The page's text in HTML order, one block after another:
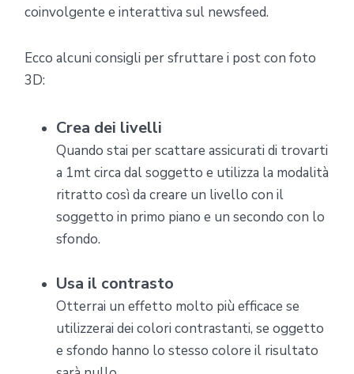
coinvolgente e interattiva sul newsfeed.
Ecco alcuni consigli per sfruttare i post con foto
3D:
Crea dei livelli
Quando stai per scattare assicurati di trovarti
a 1mt circa dal soggetto e utilizza la modalità
ritratto così da creare un livello con il
soggetto in primo piano e un secondo con lo
sfondo.
Usa il contrasto
Otterrai un effetto molto più efficace se
utilizzerai dei colori contrastanti, se oggetto
e sfondo hanno lo stesso colore il risultato